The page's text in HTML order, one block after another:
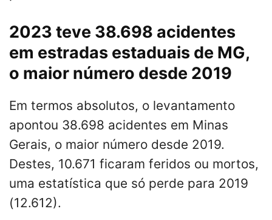
2023 teve 38.698 acidentes
em estradas estaduais de MG,
o maior número desde 2019
Em termos absolutos, o levantamento
apontou 38.698 acidentes em Minas
Gerais, o maior número desde 2019.
Destes, 10.671 ficaram feridos ou mortos,
uma estatística que só perde para 2019
(12.612).